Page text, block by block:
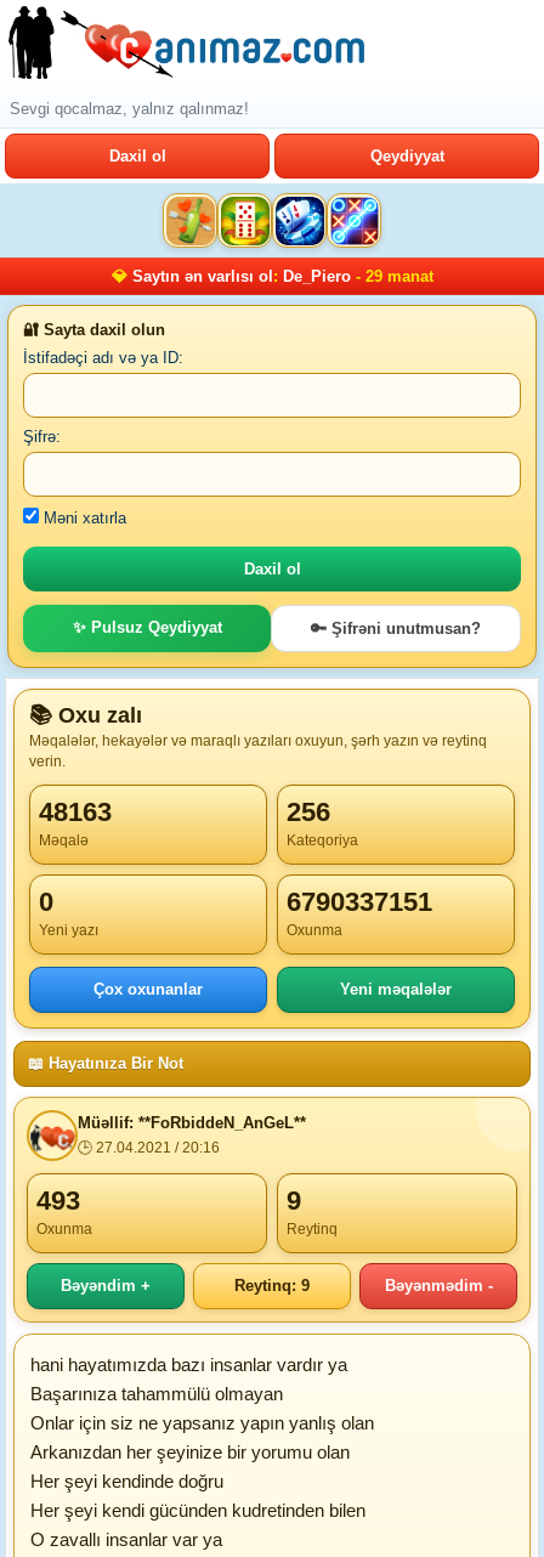
Sevgi qocalmaz, yalnız qalınmaz!
Daxil ol Qeydiyyat
💎 Saytın ən varlısı ol : De_Piero- 29 manat
🔐 Sayta daxil olun
İstifadəçi adı və ya ID:
Şifrə:
Məni xatırla
✨ Pulsuz Qeydiyyat 🔑 Şifrəni unutmusan?
📚 Oxu zalı
Məqalələr, hekayələr və maraqlı yazıları oxuyun, şərh yazın və reytinq
verin.
48163
Məqalə
256
Kateqoriya
0
Yeni yazı
6790337151
Oxunma
Çox oxunanlar Yeni məqalələr
📖 Hayatınıza Bir Not
Müəllif: **FoRbiddeN_AnGeL**
🕒 27.04.2021 / 20:16
493
Oxunma
9
Reytinq
Bəyəndim + Reytinq: 9 Bəyənmədim -
hani hayatımızda bazı insanlar vardır ya
Başarınıza tahammülü olmayan
Onlar için siz ne yapsanız yapın yanlış olan
Arkanızdan her şeyinize bir yorumu olan
Her şeyi kendinde doğru
Her şeyi kendi gücünden kudretinden bilen
O zavallı insanlar var ya